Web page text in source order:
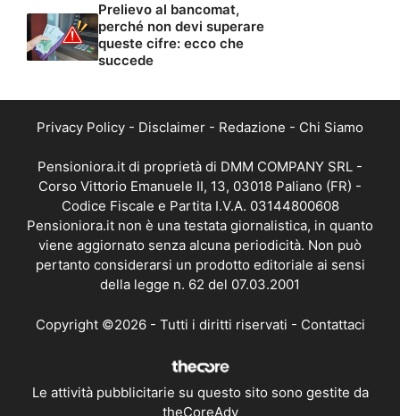
Prelievo al bancomat,
perché non devi superare
queste cifre: ecco che
succede
Privacy Policy - Disclaimer - Redazione - Chi Siamo
Pensioniora.it di proprietà di DMM COMPANY SRL -
Corso Vittorio Emanuele II, 13, 03018 Paliano (FR) -
Codice Fiscale e Partita I.V.A. 03144800608
Pensioniora.it non è una testata giornalistica, in quanto
viene aggiornato senza alcuna periodicità. Non può
pertanto considerarsi un prodotto editoriale ai sensi
della legge n. 62 del 07.03.2001
Copyright ©2026 - Tutti i diritti riservati - Contattaci
Le attività pubblicitarie su questo sito sono gestite da
theCoreAdv